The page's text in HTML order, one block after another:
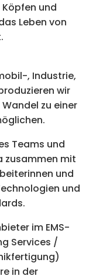
und
Leben von
, Industrie,
wir
zu einer
Teams und
zusammen mit
und
und
im EMS-
Services /
in der